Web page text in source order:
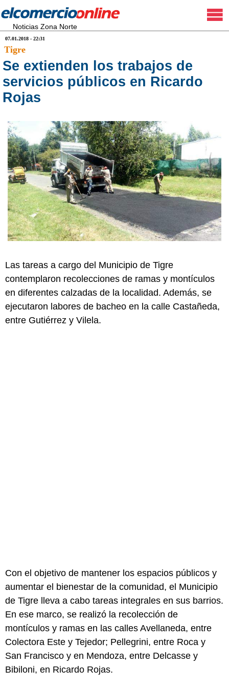
Noticias Zona Norte
07.01.2018 - 22:31
Tigre
Se extienden los trabajos de
servicios públicos en Ricardo
Rojas
Las tareas a cargo del Municipio de Tigre
contemplaron recolecciones de ramas y montículos
en diferentes calzadas de la localidad. Además, se
ejecutaron labores de bacheo en la calle Castañeda,
entre Gutiérrez y Vilela.
Con el objetivo de mantener los espacios públicos y
aumentar el bienestar de la comunidad, el Municipio
de Tigre lleva a cabo tareas integrales en sus barrios.
En ese marco, se realizó la recolección de
montículos y ramas en las calles Avellaneda, entre
Colectora Este y Tejedor; Pellegrini, entre Roca y
San Francisco y en Mendoza, entre Delcasse y
Bibiloni, en Ricardo Rojas.